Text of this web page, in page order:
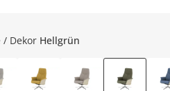
/ Dekor Hellgrün